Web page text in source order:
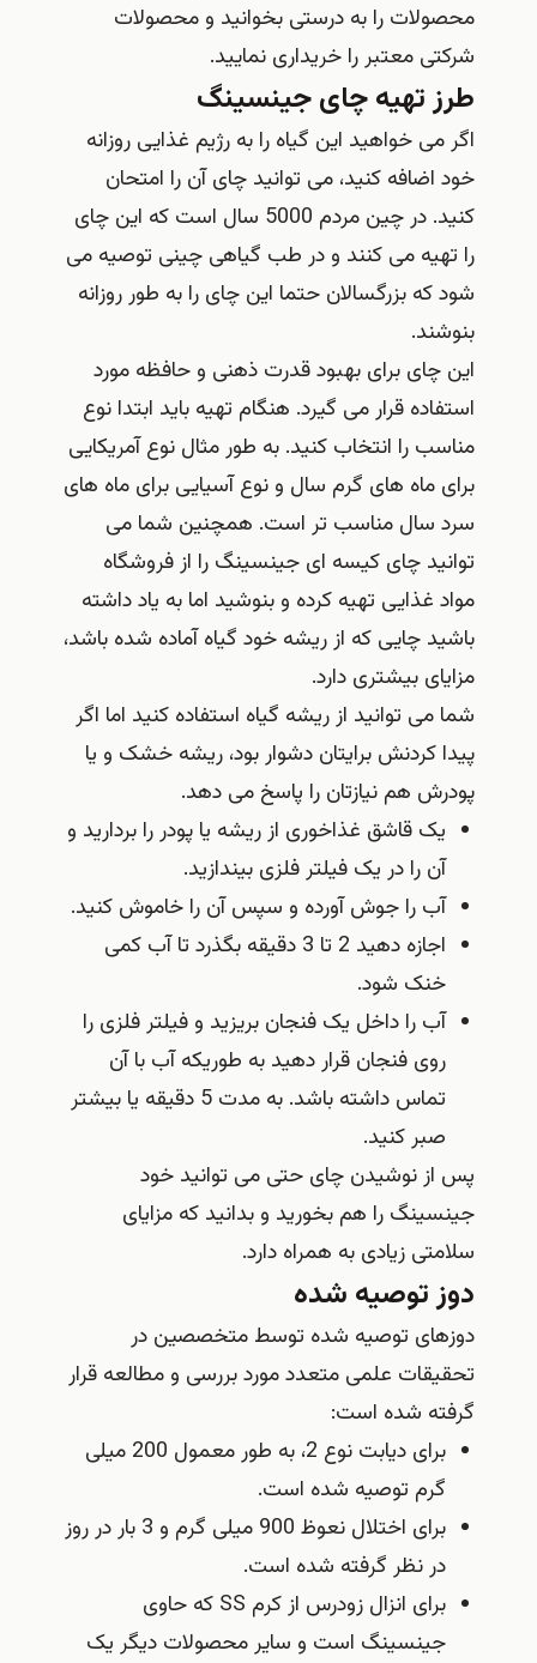
محصولات را به درستی بخوانید و محصولات
شرکتی معتبر را خریداری نمایید.
طرز تهیه چای جینسینگ
اگر می خواهید این گیاه را به رژیم غذایی روزانه
خود اضافه کنید، می توانید چای آن را امتحان
کنید. در چین مردم 5000 سال است که این چای
را تهیه می کنند و در طب گیاهی چینی توصیه می
شود که بزرگسالان حتما این چای را به طور روزانه
بنوشند.
این چای برای بهبود قدرت ذهنی و حافظه مورد
استفاده قرار می گیرد. هنگام تهیه باید ابتدا نوع
مناسب را انتخاب کنید. به طور مثال نوع آمریکایی
برای ماه های گرم سال و نوع آسیایی برای ماه های
سرد سال مناسب تر است. همچنین شما می
توانید چای کیسه ای جینسینگ را از فروشگاه
مواد غذایی تهیه کرده و بنوشید اما به یاد داشته
باشید چایی که از ریشه خود گیاه آماده شده باشد،
مزایای بیشتری دارد.
شما می توانید از ریشه گیاه استفاده کنید اما اگر
پیدا کردنش برایتان دشوار بود، ریشه خشک و یا
پودرش هم نیازتان را پاسخ می دهد.
یک قاشق غذاخوری از ریشه یا پودر را بردارید و
آن را در یک فیلتر فلزی بیندازید.
آب را جوش آورده و سپس آن را خاموش کنید.
اجازه دهید 2 تا 3 دقیقه بگذرد تا آب کمی
خنک شود.
آب را داخل یک فنجان بریزید و فیلتر فلزی را
روی فنجان قرار دهید به طوریکه آب با آن
تماس داشته باشد. به مدت 5 دقیقه یا بیشتر
صبر کنید.
پس از نوشیدن چای حتی می توانید خود
جینسینگ را هم بخورید و بدانید که مزایای
سلامتی زیادی به همراه دارد.
دوز توصیه شده
دوزهای توصیه شده توسط متخصصین در
تحقیقات علمی متعدد مورد بررسی و مطالعه قرار
گرفته شده است:
برای دیابت نوع 2، به طور معمول 200 میلی
گرم توصیه شده است.
برای اختلال نعوظ 900 میلی گرم و 3 بار در روز
در نظر گرفته شده است.
برای انزال زودرس از کرم SS که حاوی
جینسینگ است و سایر محصولات دیگر یک